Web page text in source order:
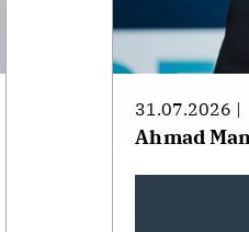
31.07.2026 |
Ahmad